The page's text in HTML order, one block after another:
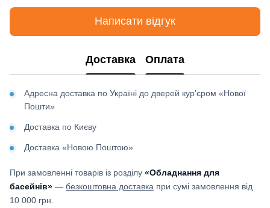
Написати відгук
Доставка Оплата
Адресна доставка по Україні до дверей кур’єром «Нової
Пошти»
Доставка по Києву
Доставка «Новою Поштою»
При замовленні товарів із розділу «Обладнання для
басейнів» — безкоштовна доставка при сумі замовлення від
10 000 грн.